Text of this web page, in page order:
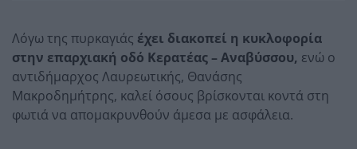
Λόγω της πυρκαγιάς έχει διακοπεί η κυκλοφορία
στην επαρχιακή οδό Κερατέας – Αναβύσσου, ενώ ο
αντιδήμαρχος Λαυρεωτικής, Θανάσης
Μακροδημήτρης, καλεί όσους βρίσκονται κοντά στη
φωτιά να απομακρυνθούν άμεσα με ασφάλεια.